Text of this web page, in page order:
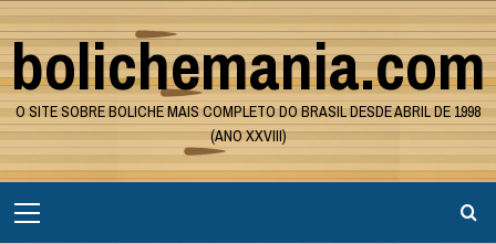
Skip
to
content
bolichemania.com
O SITE SOBRE BOLICHE MAIS COMPLETO DO BRASIL DESDE ABRIL DE 1998
(ANO XXVIII)
Menu